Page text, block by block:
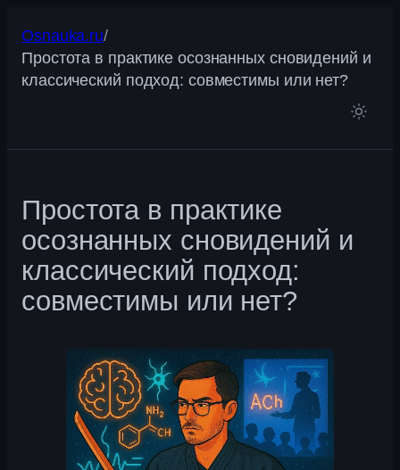
содержимому
Osnauka.ru/
Простота в практике осознанных сновидений и
классический подход: совместимы или нет?
Простота в практике
осознанных сновидений и
классический подход:
совместимы или нет?